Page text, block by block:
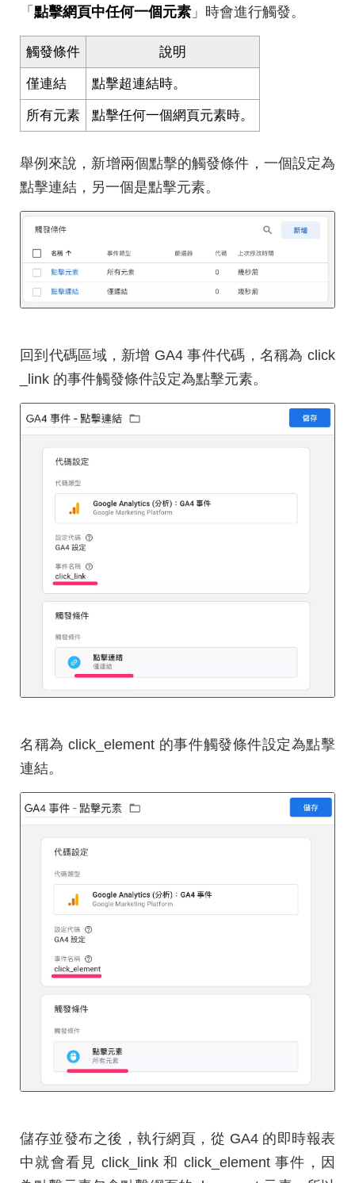
「 點擊網頁中任何一個元素 」時會進行觸發。
觸發條件 說明
僅連結 點擊超連結時。
所有元素 點擊任何一個網頁元素時。
舉例來說，新增兩個點擊的觸發條件，一個設定為
點擊連結，另一個是點擊元素。
回到代碼區域，新增 GA4 事件代碼，名稱為 click
_link 的事件觸發條件設定為點擊元素。
名稱為 click_element 的事件觸發條件設定為點擊
連結。
儲存並發布之後，執行網頁，從 GA4 的即時報表
中就會看見 click_link 和 click_element 事件，因